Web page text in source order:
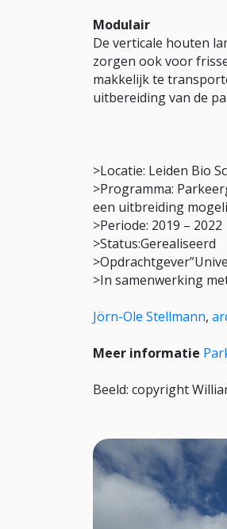
Modulair
De verticale houten
zorgen ook voor
makkelijk te
uitbereiding van de
>Locatie: Leiden Bio
>Programma:
een uitbreiding
>Periode: 2019 – 2022
>Status:Gerealiseerd
>In samenwerking
Jörn-Ole Stellmann,
Meer informatie
Beeld: copyright